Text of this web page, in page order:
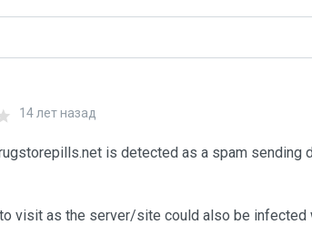
14 лет назад
is detected as a spam sending
visit as the server/site could also be infected